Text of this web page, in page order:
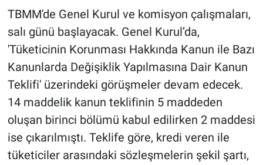
TBMM'de Genel Kurul ve komisyon çalışmaları,
salı günü başlayacak. Genel Kurul’da,
'Tüketicinin Korunması Hakkında Kanun ile Bazı
Kanunlarda Değişiklik Yapılmasına Dair Kanun
Teklifi' üzerindeki görüşmeler devam edecek.
14 maddelik kanun teklifinin 5 maddeden
oluşan birinci bölümü kabul edilirken 2 maddesi
ise çıkarılmıştı. Teklife göre, kredi veren ile
tüketiciler arasındaki sözleşmelerin şekil şartı,
Gündem Özel
Günün görüntüsü
Haber
İlan
Kimdir